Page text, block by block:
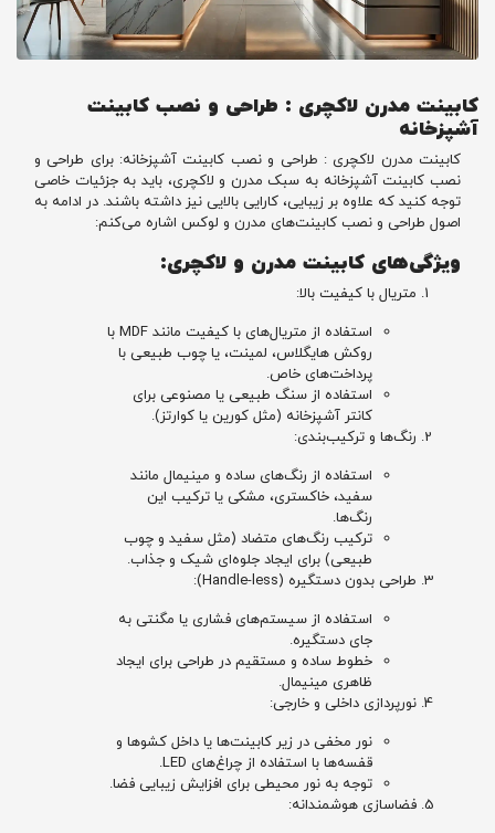
کابینت مدرن لاکچری : طراحی و نصب کابینت
آشپزخانه
کابینت مدرن لاکچری : طراحی و نصب کابینت آشپزخانه: برای طراحی و
نصب کابینت آشپزخانه به سبک مدرن و لاکچری، باید به جزئیات خاصی
توجه کنید که علاوه بر زیبایی، کارایی بالایی نیز داشته باشند. در ادامه به
اصول طراحی و نصب کابینت‌های مدرن و لوکس اشاره می‌کنم:
ویژگی‌های کابینت مدرن و لاکچری:
متریال با کیفیت بالا:
استفاده از متریال‌های با کیفیت مانند MDF با
روکش هایگلاس، لمینت، یا چوب طبیعی با
پرداخت‌های خاص.
استفاده از سنگ طبیعی یا مصنوعی برای
کانتر آشپزخانه (مثل کورین یا کوارتز).
رنگ‌ها و ترکیب‌بندی:
استفاده از رنگ‌های ساده و مینیمال مانند
سفید، خاکستری، مشکی یا ترکیب این
رنگ‌ها.
ترکیب رنگ‌های متضاد (مثل سفید و چوب
طبیعی) برای ایجاد جلوه‌ای شیک و جذاب.
طراحی بدون دستگیره (Handle-less):
استفاده از سیستم‌های فشاری یا مگنتی به
جای دستگیره.
خطوط ساده و مستقیم در طراحی برای ایجاد
ظاهری مینیمال.
نورپردازی داخلی و خارجی:
نور مخفی در زیر کابینت‌ها یا داخل کشوها و
قفسه‌ها با استفاده از چراغ‌های LED.
توجه به نور محیطی برای افزایش زیبایی فضا.
فضاسازی هوشمندانه: